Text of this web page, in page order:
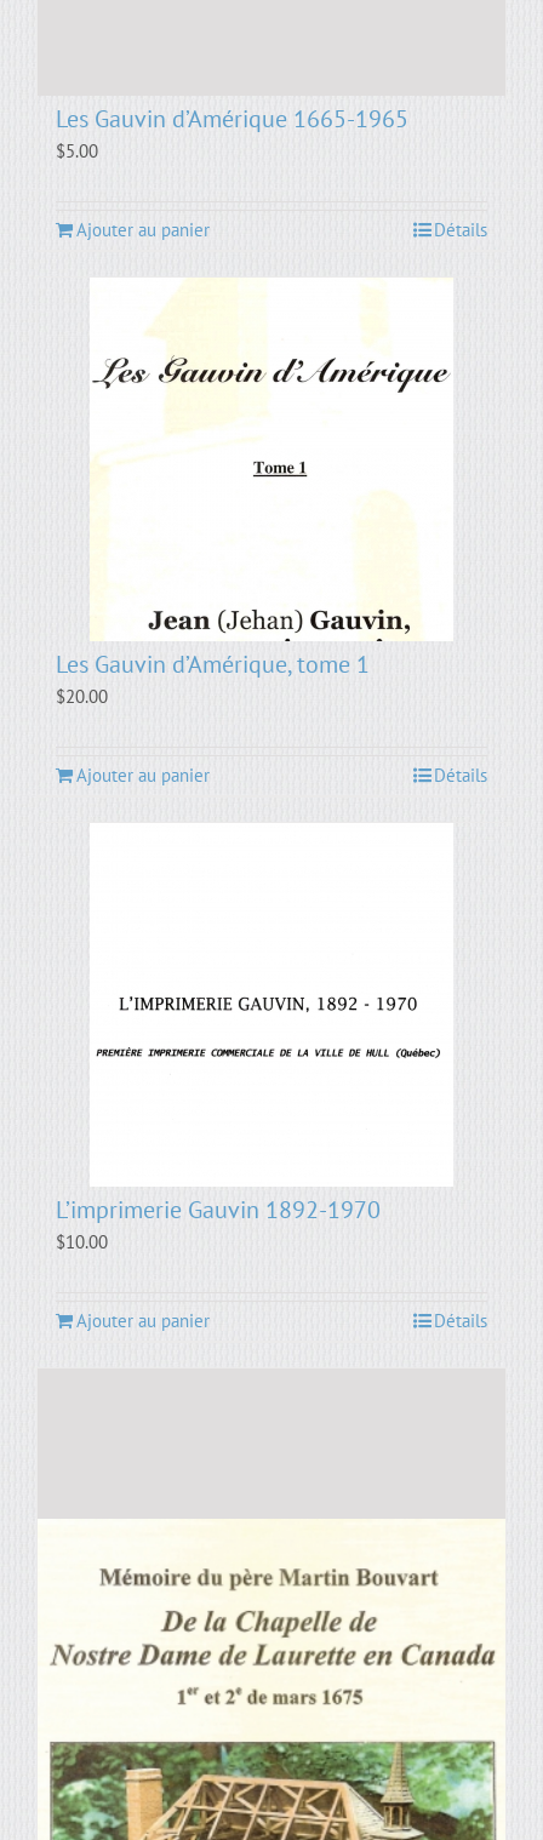
Les Gauvin d’Amérique 1665-1965
$5.00
Ajouter au panier Détails
Les Gauvin d’Amérique, tome 1
$20.00
Ajouter au panier Détails
L’imprimerie Gauvin 1892-1970
$10.00
Ajouter au panier Détails